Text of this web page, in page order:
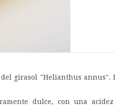
girasol "Helianthus annus".
dulce, con una acidez